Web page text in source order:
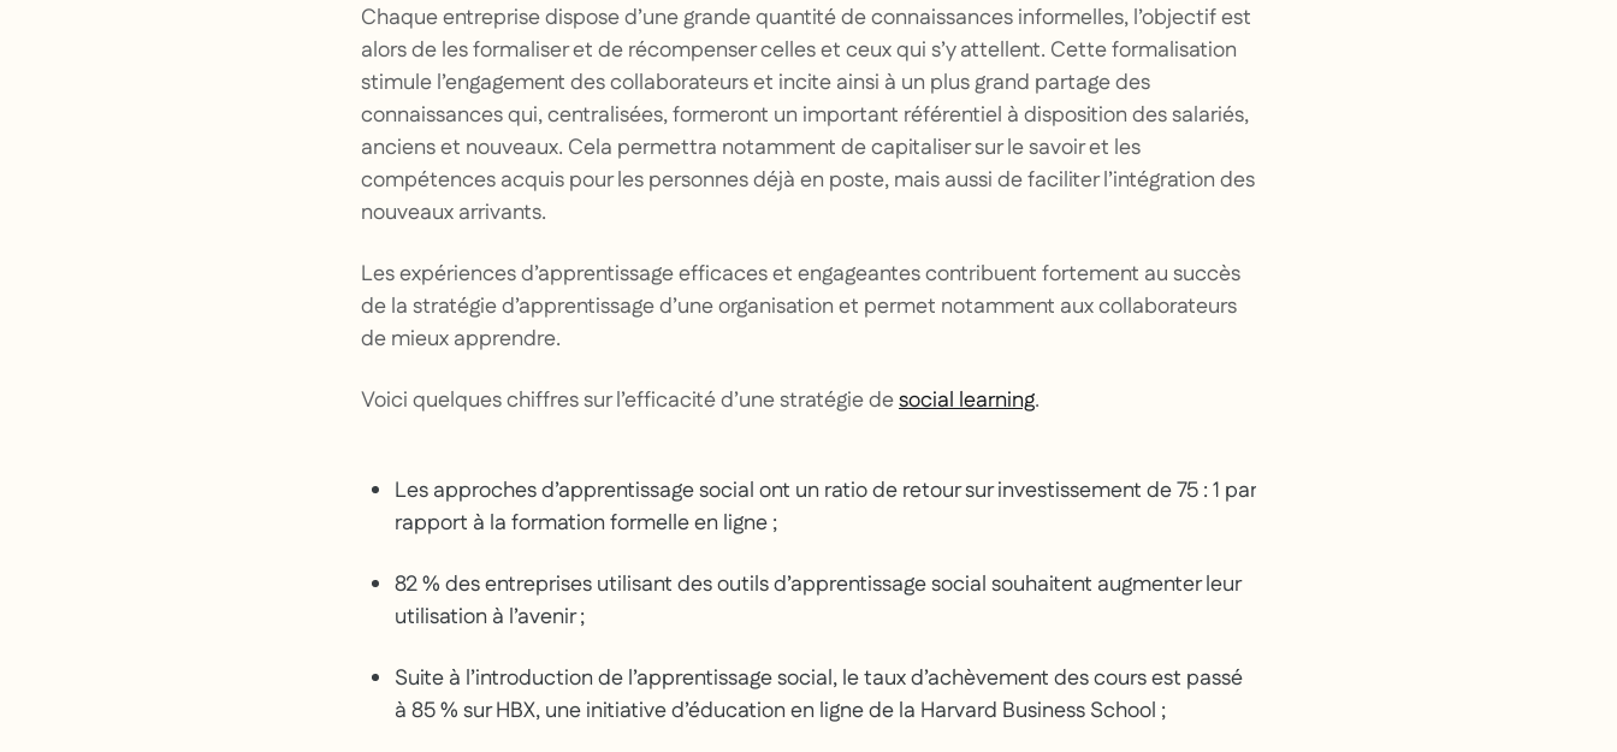
Chaque entreprise dispose d’une grande quantité de connaissances informelles, l’objectif est
alors de les formaliser et de récompenser celles et ceux qui s’y attellent. Cette formalisation
stimule l’engagement des collaborateurs et incite ainsi à un plus grand partage des
connaissances qui, centralisées, formeront un important référentiel à disposition des salariés,
anciens et nouveaux. Cela permettra notamment de capitaliser sur le savoir et les
compétences acquis pour les personnes déjà en poste, mais aussi de faciliter l’intégration des
nouveaux arrivants.
Les expériences d’apprentissage efficaces et engageantes contribuent fortement au succès
de la stratégie d’apprentissage d’une organisation et permet notamment aux collaborateurs
de mieux apprendre.
Voici quelques chiffres sur l’efficacité d’une stratégie desocial learning.
Les approches d’apprentissage social ont un ratio de retour sur investissement de 75 : 1 par
rapport à la formation formelle en ligne ;
82 % des entreprises utilisant des outils d’apprentissage social souhaitent augmenter leur
utilisation à l’avenir ;
Suite à l’introduction de l’apprentissage social, le taux d’achèvement des cours est passé
à 85 % sur HBX, une initiative d’éducation en ligne de la Harvard Business School ;